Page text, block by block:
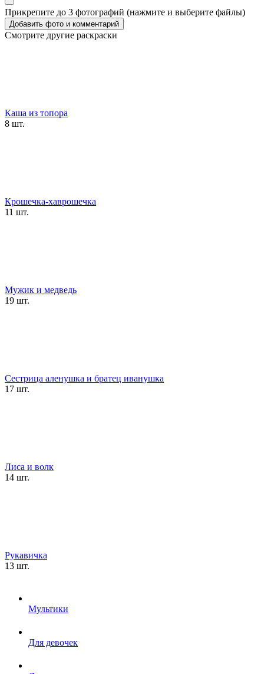
Прикрепите до 3 фотографий (нажмите и выберите файлы)
Смотрите другие раскраски
Каша из топора
8 шт.
Крошечка-хаврошечка
11 шт.
Мужик и медведь
19 шт.
Сестрица аленушка и братец иванушка
17 шт.
Лиса и волк
14 шт.
Рукавичка
13 шт.
Мультики
Для девочек